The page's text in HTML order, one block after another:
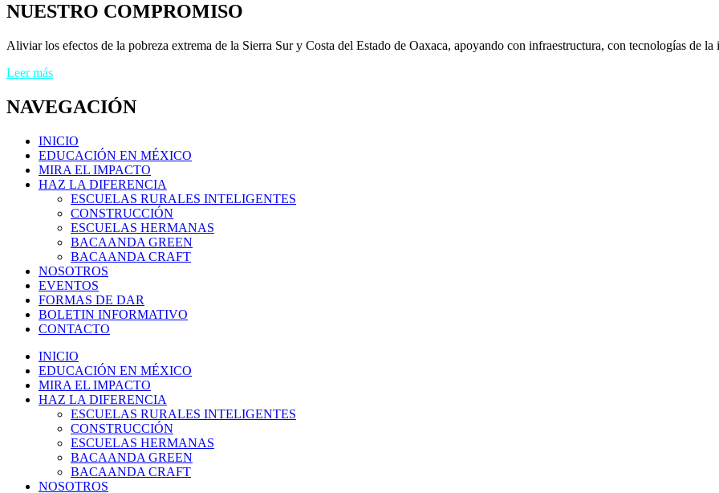
NUESTRO COMPROMISO
Aliviar los efectos de la pobreza extrema de la Sierra Sur y Costa del Estado de Oaxaca, apoyando con infraestructura, con tecnologías de
Leer más
NAVEGACIÓN
INICIO
EDUCACIÓN EN MÉXICO
MIRA EL IMPACTO
HAZ LA DIFERENCIA
ESCUELAS RURALES INTELIGENTES
CONSTRUCCIÓN
ESCUELAS HERMANAS
BACAANDA GREEN
BACAANDA CRAFT
NOSOTROS
EVENTOS
FORMAS DE DAR
BOLETIN INFORMATIVO
CONTACTO
INICIO
EDUCACIÓN EN MÉXICO
MIRA EL IMPACTO
HAZ LA DIFERENCIA
ESCUELAS RURALES INTELIGENTES
CONSTRUCCIÓN
ESCUELAS HERMANAS
BACAANDA GREEN
BACAANDA CRAFT
NOSOTROS